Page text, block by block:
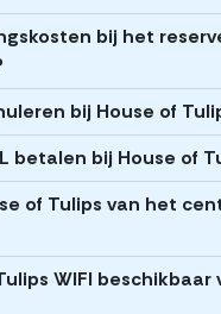
bij het
bij House of
betalen bij House of
of Tulips van het
WIFI beschikbaar